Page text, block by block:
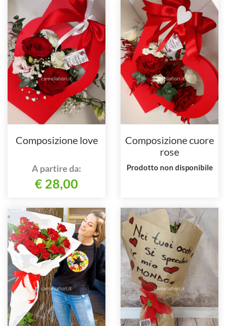
Composizione love
A partire da:
€ 28,00
Composizione cuore
rose
Prodotto non disponibile